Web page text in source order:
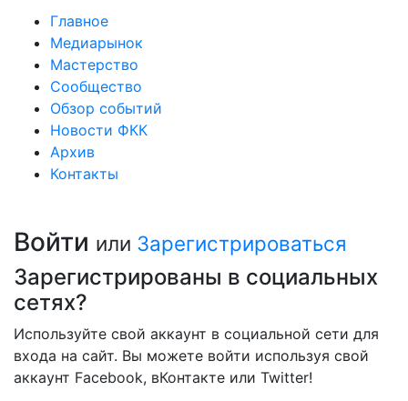
Главное
Медиарынок
Мастерство
Сообщество
Обзор событий
Новости ФКК
Архив
Контакты
Войти или Зарегистрироваться
Зарегистрированы в социальных
сетях?
Используйте свой аккаунт в социальной сети для
входа на сайт. Вы можете войти используя свой
аккаунт Facebook, вКонтакте или Twitter!